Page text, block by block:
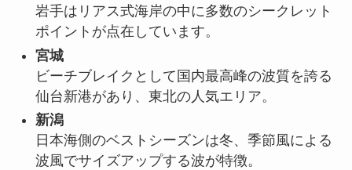
岩手はリアス式海岸の中に多数のシークレット
ポイントが点在しています。
宮城
ビーチブレイクとして国内最高峰の波質を誇る
仙台新港があり、東北の人気エリア。
新潟
日本海側のベストシーズンは冬、季節風による
波風でサイズアップする波が特徴。